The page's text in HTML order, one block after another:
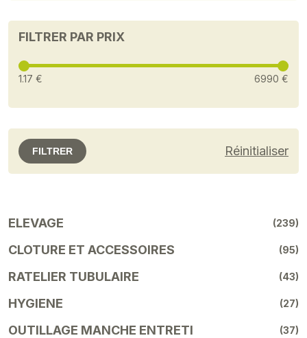
FILTRER PAR PRIX
1.17 € 6990 €
FILTRER Réinitialiser
ELEVAGE (239)
CLOTURE ET ACCESSOIRES (95)
RATELIER TUBULAIRE (43)
HYGIENE (27)
OUTILLAGE MANCHE ENTRETI (37)